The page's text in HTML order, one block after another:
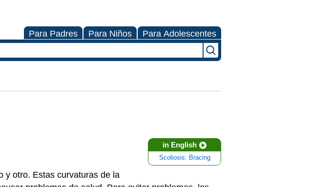
Para Padres Para Niños Para Adolescentes
in English
Scoliosis: Bracing
y otro. Estas curvaturas de la